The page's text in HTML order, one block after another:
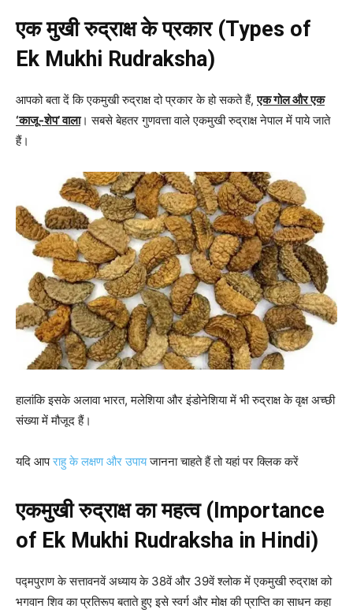
एक मुखी रुद्राक्ष के प्रकार (Types of
Ek Mukhi Rudraksha)
आपको बता दें कि एकमुखी रुद्राक्ष दो प्रकार के हो सकते हैं,एक गोल और एक
‘काजू-शेप’ वाला। सबसे बेहतर गुणवत्ता वाले एकमुखी रुद्राक्ष नेपाल में पाये जाते
हैं।
हालांकि इसके अलावा भारत, मलेशिया और इंडोनेशिया में भी रुद्राक्ष के वृक्ष अच्छी
संख्या में मौजूद हैं।
यदि आपराहु के लक्षण और उपायजानना चाहते हैं तो यहां पर क्लिक करें
एकमुखी रुद्राक्ष का महत्व (Importance
of Ek Mukhi Rudraksha in Hindi)
पद्मपुराण के सत्तावनवें अध्याय के 38वें और 39वें श्लोक में एकमुखी रुद्राक्ष को
भगवान शिव का प्रतिरूप बताते हुए इसे स्वर्ग और मोक्ष की प्राप्ति का साधन कहा